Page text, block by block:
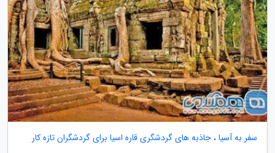
سفر به آسیا ، جاذبه های گردشگری قاره اسیا برای گردشگران تازه کار